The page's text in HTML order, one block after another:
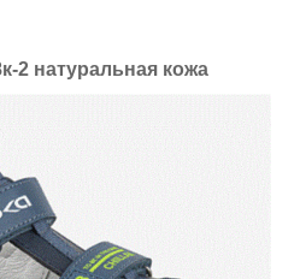
2 натуральная кожа